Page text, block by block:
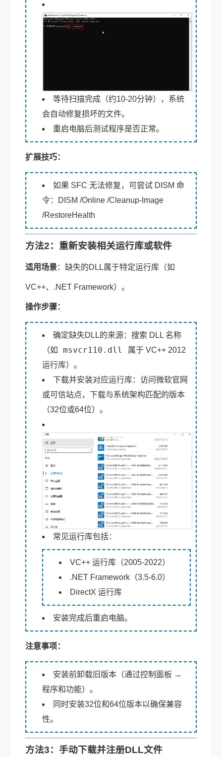
等待扫描完成（约10-20分钟），系统
会自动修复损坏的文件。
重启电脑后测试程序是否正常。
扩展技巧：
如果 SFC 无法修复，可尝试 DISM 命
令：DISM /Online /Cleanup-Image
/RestoreHealth
方法2：重新安装相关运行库或软件
适用场景：缺失的DLL属于特定运行库（如
VC++、.NET Framework）。
操作步骤：
确定缺失DLL的来源：搜索 DLL 名称
（如
msvcr110.dll
属于 VC++ 2012
运行库）。
下载并安装对应运行库：访问微软官网
或可信站点，下载与系统架构匹配的版本
（32位或64位）。
常见运行库包括：
VC++ 运行库（2005-2022）
.NET Framework（3.5-6.0）
DirectX 运行库
安装完成后重启电脑。
注意事项：
安装前卸载旧版本（通过控制面板 →
程序和功能）。
同时安装32位和64位版本以确保兼容
性。
方法3：手动下载并注册DLL文件